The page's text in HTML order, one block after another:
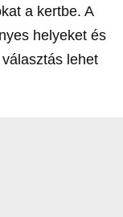
a kertbe. A
helyeket és
lehet